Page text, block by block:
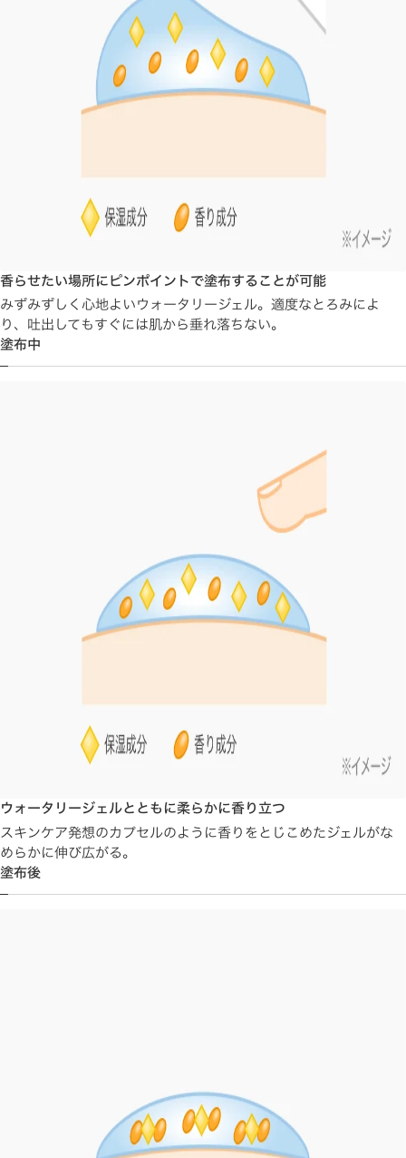
香らせたい場所にピンポイントで塗布することが可能
みずみずしく心地よいウォータリージェル。適度なとろみによ
り、吐出してもすぐには肌から垂れ落ちない。
塗布中
ウォータリージェルとともに柔らかに香り立つ
スキンケア発想のカプセルのように香りをとじこめたジェルがな
めらかに伸び広がる。
塗布後